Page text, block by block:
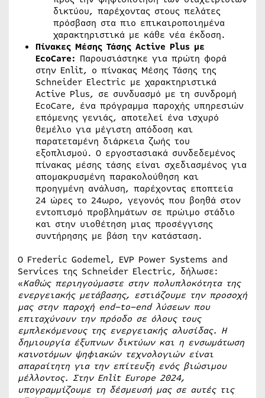
δικτύου, παρέχοντας στους πελάτες
πρόσβαση στα πιο επικαιροποιημένα
χαρακτηριστικά με κάθε νέα έκδοση.
Πίνακες Μέσης Τάσης Active Plus με
EcoCare: Παρουσιάστηκε για πρώτη φορά
στην Enlit, ο πίνακας Μέσης Τάσης της
Schneider Electric με χαρακτηριστικά
Active Plus, σε συνδυασμό με τη συνδρομή
EcoCare, ένα πρόγραμμα παροχής υπηρεσιών
επόμενης γενιάς, αποτελεί ένα ισχυρό
θεμέλιο για μέγιστη απόδοση και
παρατεταμένη διάρκεια ζωής του
εξοπλισμού. Ο εργοστασιακά συνδεδεμένος
πίνακας μέσης τάσης είναι σχεδιασμένος για
απομακρυσμένη παρακολούθηση και
προηγμένη ανάλυση, παρέχοντας εποπτεία
24 ώρες το 24ωρο, γεγονός που βοηθά στον
εντοπισμό προβλημάτων σε πρώιμο στάδιο
και στην υιοθέτηση μιας προσέγγισης
συντήρησης με βάση την κατάσταση.
Ο Frederic Godemel, EVP Power Systems and
Services της Schneider Electric, δήλωσε:
«Καθώς περιηγούμαστε στην πολυπλοκότητα της
ενεργειακής μετάβασης, εστιάζουμε την προσοχή
μας στην παροχή end–to–endλύσεων που
επιταχύνουν την πρόοδο σε όλους τους
εμπλεκόμενους της ενεργειακής αλυσίδας. Η
δημιουργία έξυπνων δικτύων και η ενσωμάτωση
καινοτόμων ψηφιακών τεχνολογιών είναι
απαραίτητη για την επίτευξη ενός βιώσιμου
μέλλοντος. Στην Enlit Europe 2024,
υπογραμμίζουμε τη δέσμευσή μας σε αυτές τις